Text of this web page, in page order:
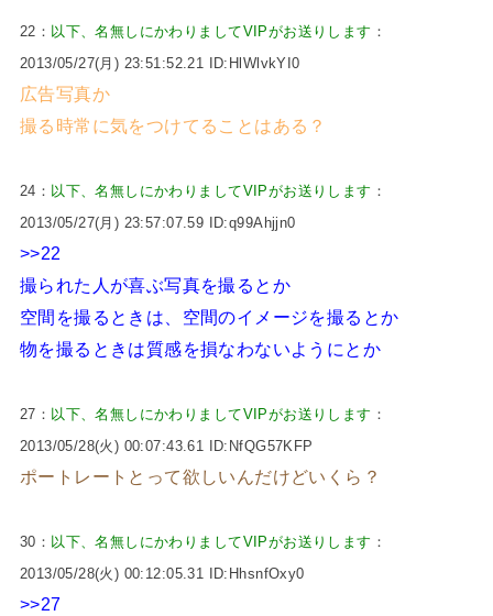
22： 以下、名無しにかわりましてVIPがお送りします ：
2013/05/27(月) 23:51:52.21 ID:HlWlvkYI0
広告写真か
撮る時常に気をつけてることはある？
24： 以下、名無しにかわりましてVIPがお送りします ：
2013/05/27(月) 23:57:07.59 ID:q99Ahjjn0
>>22
撮られた人が喜ぶ写真を撮るとか
空間を撮るときは、空間のイメージを撮るとか
物を撮るときは質感を損なわないようにとか
27： 以下、名無しにかわりましてVIPがお送りします ：
2013/05/28(火) 00:07:43.61 ID:NfQG57KFP
ポートレートとって欲しいんだけどいくら？
30： 以下、名無しにかわりましてVIPがお送りします ：
2013/05/28(火) 00:12:05.31 ID:HhsnfOxy0
>>27